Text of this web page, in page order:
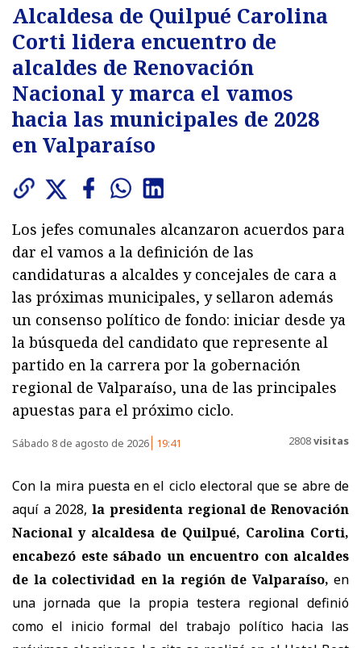
Alcaldesa de Quilpué Carolina
Corti lidera encuentro de
alcaldes de Renovación
Nacional y marca el vamos
hacia las municipales de 2028
en Valparaíso
Los jefes comunales alcanzaron acuerdos para
dar el vamos a la definición de las
candidaturas a alcaldes y concejales de cara a
las próximas municipales, y sellaron además
un consenso político de fondo: iniciar desde ya
la búsqueda del candidato que represente al
partido en la carrera por la gobernación
regional de Valparaíso, una de las principales
apuestas para el próximo ciclo.
Sábado 8 de agosto de 2026 19:41 2808visitas
Con la mira puesta en el ciclo electoral que se abre de
aquí a 2028,la presidenta regional de Renovación
Nacional y alcaldesa de Quilpué, Carolina Corti,
encabezó este sábado un encuentro con alcaldes
de la colectividad en la región de Valparaíso, en
una jornada que la propia testera regional definió
como el inicio formal del trabajo político hacia las